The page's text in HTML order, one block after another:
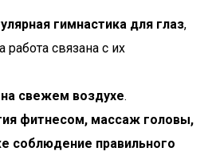
гимнастика для глаз,
связана с их
на свежем воздухе.
фитнесом, массаж головы,
соблюдение правильного